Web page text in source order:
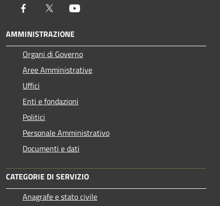
Facebook Twitter
AMMINISTRAZIONE
Organi di Governo
Aree Amministrative
Uffici
Enti e fondazioni
Politici
Personale Amministrativo
Documenti e dati
CATEGORIE DI SERVIZIO
Anagrafe e stato civile